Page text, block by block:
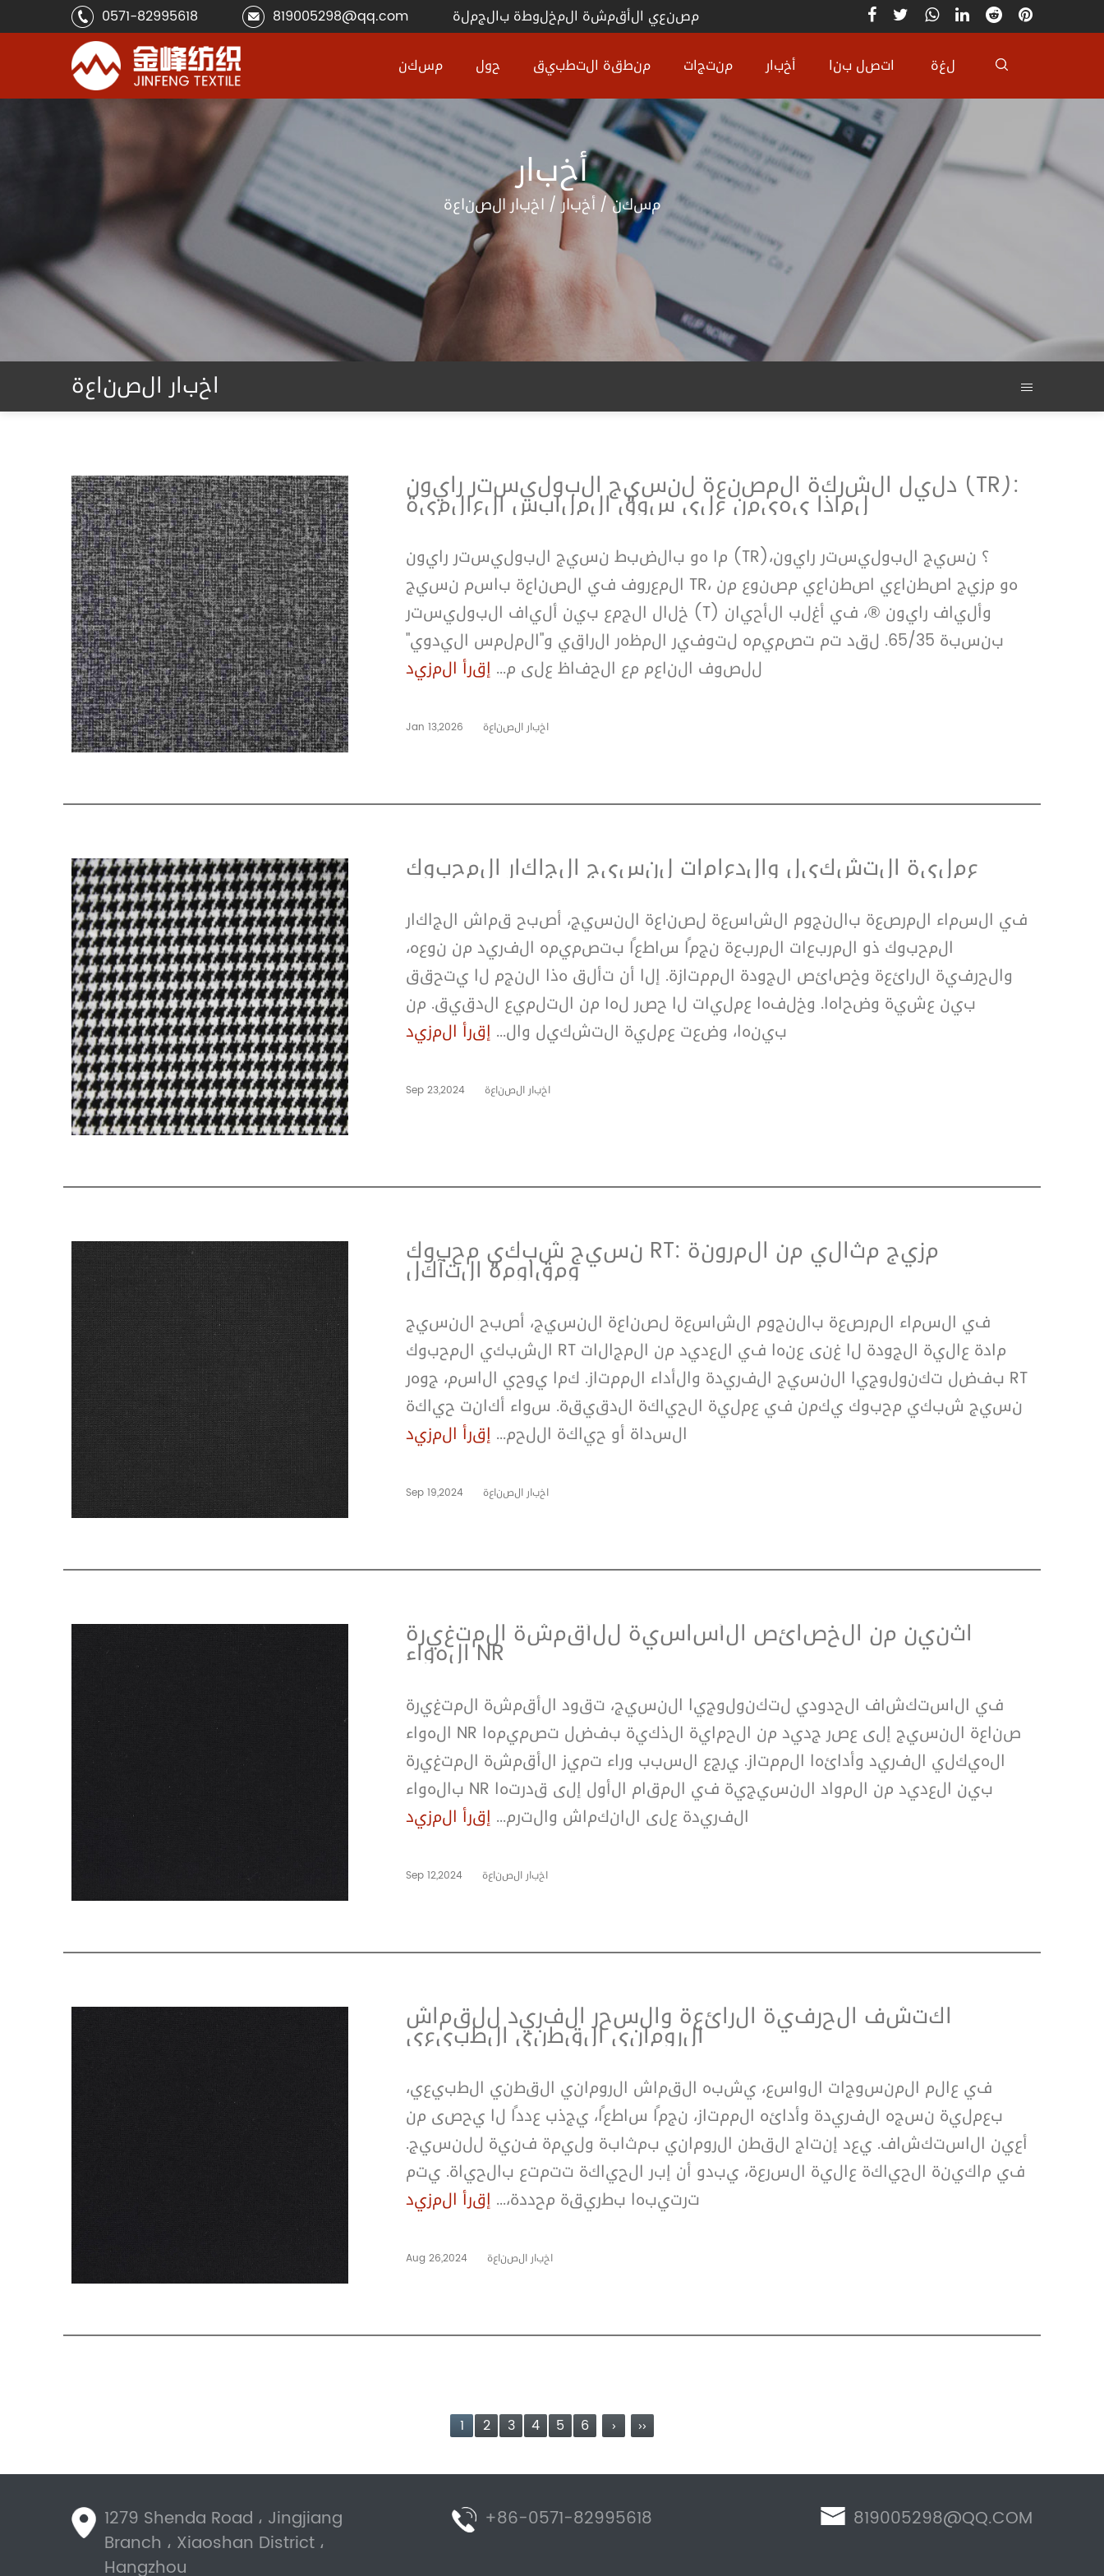
0571-82995618 819005298@qq.com مصنعي الأقمشة المخلوطة بالجملة
مسكن حول منطقة التطبيق منتجات أخبار اتصل بنا لغة
أخبار
مسكن/ أخبار/ اخبار الصناعة
اخبار الصناعة
دليل الشركة المصنعة لنسيج البوليستر رايون (TR):
لماذا يهيمن على سوق الملابس العالمية
ما هو بالضبط نسيج البوليستر رايون (TR)؟ نسيج البوليستر رايون،
المعروف في الصناعة باسم نسيج TR، هو مزيج اصطناعي اصطناعي مصنوع من
خلال الجمع بين ألياف البوليستر (T) وألياف رايون ®، في أغلب الأحيان
بنسبة 65/35. لقد تم تصميمه لتوفير المظهر الراقي و"الملمس اليدوي"
للصوف الناعم مع الحفاظ على م... إقرأ المزيد
Jan 13,2026 اخبار الصناعة
عملية التشكيل والدعامات لنسيج الجاكار المحبوك
في السماء المرصعة بالنجوم الشاسعة لصناعة النسيج، أصبح قماش الجاكار
المحبوك ذو المربعات المربعة نجمًا ساطعًا بتصميمه الفريد من نوعه،
والحرفية الرائعة وخصائص الجودة الممتازة. إلا أن تألق هذا النجم لا يتحقق
بين عشية وضحاها. وخلفها عمليات لا حصر لها من التلميع الدقيق. من
بينها، وضعت عملية التشكيل وال... إقرأ المزيد
Sep 23,2024 اخبار الصناعة
نسيج شبكي محبوك RT: مزيج مثالي من المرونة
ومقاومة التآكل
في السماء المرصعة بالنجوم الشاسعة لصناعة النسيج، أصبح النسيج
الشبكي المحبوك RT مادة عالية الجودة لا غنى عنها في العديد من المجالات
بفضل تكنولوجيا النسيج الفريدة والأداء الممتاز. كما يوحي الاسم، جوهر RT
نسيج شبكي محبوك يكمن في عملية الحياكة الدقيقة. سواء أكانت حياكة
السداة أو حياكة اللحم... إقرأ المزيد
Sep 19,2024 اخبار الصناعة
اثنين من الخصائص الأساسية للأقمشة المتغيرة
الهواء NR
في الاستكشاف الحدودي لتكنولوجيا النسيج، تقود الأقمشة المتغيرة
الهواء NR صناعة النسيج إلى عصر جديد من الحماية الذكية بفضل تصميمها
الهيكلي الفريد وأدائها الممتاز. يرجع السبب وراء تميز الأقمشة المتغيرة
بالهواء NR بين العديد من المواد النسيجية في المقام الأول إلى قدرتها
الفريدة على الانكماش والترم... إقرأ المزيد
Sep 12,2024 اخبار الصناعة
اكتشف الحرفية الرائعة والسحر الفريد للقماش
الروماني القطني الطبيعي
في عالم المنسوجات الواسع، يشبه القماش الروماني القطني الطبيعي،
بعملية نسجه الفريدة وأدائه الممتاز، نجمًا ساطعًا، يجذب عددًا لا يحصى من
أعين الاستكشاف. يعد إنتاج القطن الروماني بمثابة وليمة فنية للنسيج.
في ماكينة الحياكة عالية السرعة، يبدو أن إبر الحياكة تتمتع بالحياة. يتم
ترتيبها بطريقة محددة،... إقرأ المزيد
Aug 26,2024 اخبار الصناعة
1 2 3 4 5 6 › ››
1279 Shenda Road ، Jingjiang
Branch ، Xiaoshan District ،
Hangzhou
+86-0571-82995618 819005298@QQ.COM